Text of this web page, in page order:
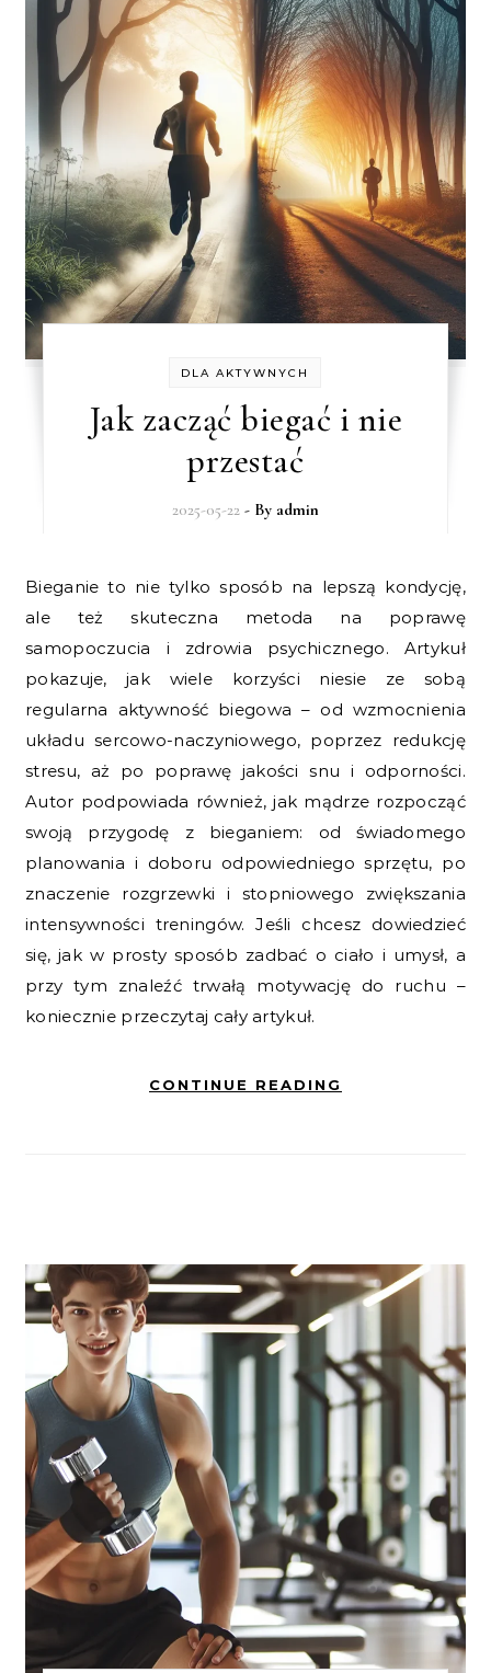
DLA AKTYWNYCH
Jak zacząć biegać i nie
przestać
2025-05-22 - By admin
Bieganie to nie tylko sposób na lepszą kondycję,
ale też skuteczna metoda na poprawę
samopoczucia i zdrowia psychicznego. Artykuł
pokazuje, jak wiele korzyści niesie ze sobą
regularna aktywność biegowa – od wzmocnienia
układu sercowo-naczyniowego, poprzez redukcję
stresu, aż po poprawę jakości snu i odporności.
Autor podpowiada również, jak mądrze rozpocząć
swoją przygodę z bieganiem: od świadomego
planowania i doboru odpowiedniego sprzętu, po
znaczenie rozgrzewki i stopniowego zwiększania
intensywności treningów. Jeśli chcesz dowiedzieć
się, jak w prosty sposób zadbać o ciało i umysł, a
przy tym znaleźć trwałą motywację do ruchu –
koniecznie przeczytaj cały artykuł.
CONTINUE READING